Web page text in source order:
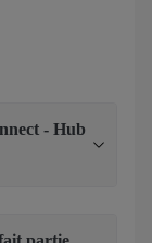
- Hub